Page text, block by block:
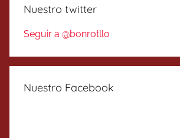
Nuestro twitter
Seguir a @bonrotllo
Nuestro Facebook